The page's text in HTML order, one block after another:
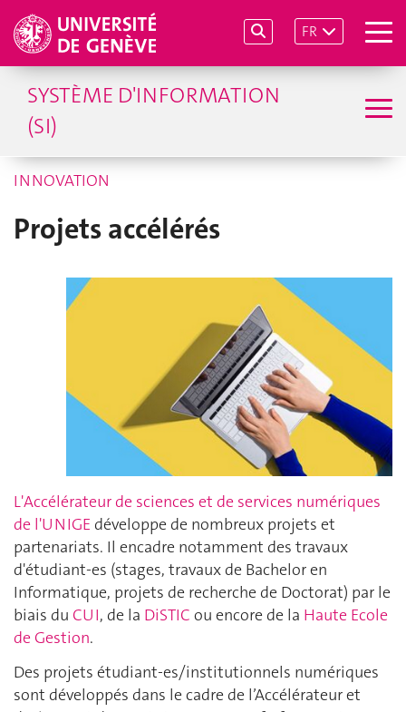
FR
SYSTÈME D'INFORMATION
(SI)
INNOVATION
Projets accélérés
L'Accélérateur de sciences et de services numériques
de l'UNIGE développe de nombreux projets et
partenariats. Il encadre notamment des travaux
d'étudiant-es (stages, travaux de Bachelor en
Informatique, projets de recherche de Doctorat) par le
biais du CUI, de la DiSTIC ou encore de la Haute Ecole
de Gestion.
Des projets étudiant-es/institutionnels numériques
sont développés dans le cadre de l’Accélérateur et